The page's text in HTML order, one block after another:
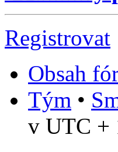
Registrovat
Obsah
Tým •
v UTC +